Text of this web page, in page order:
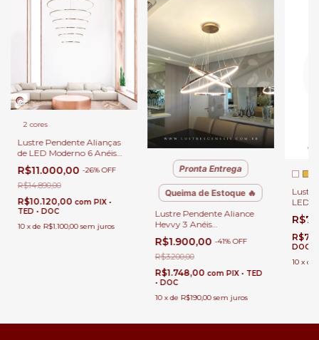
2 cores
Lustre Pendente Alianças
de LED Moderno 6 Anéis
160x140x120x100x80x60cm
Rose Gold para Pé Direito
Duplo, Alto e Escadas
R$11.000,00 -26%OFF
R$14.890,00
R$10.120,00 com PIX •
TED • DOC
10 xde R$1.100,00 sem juros
Pronta Entrega
Queima de Estoque 🔥
Lustre Pendente Aliance
Hevvy 3 Anéis
80x60x40cm Rose Gold
para Sala de Jantar e Sala
de Estar
R$1.900,00 -41%OFF
R$3.200,00
R$1.748,00 com PIX • TED
• DOC
10 xde R$190,00 sem juros
LED
DOC
10 x de